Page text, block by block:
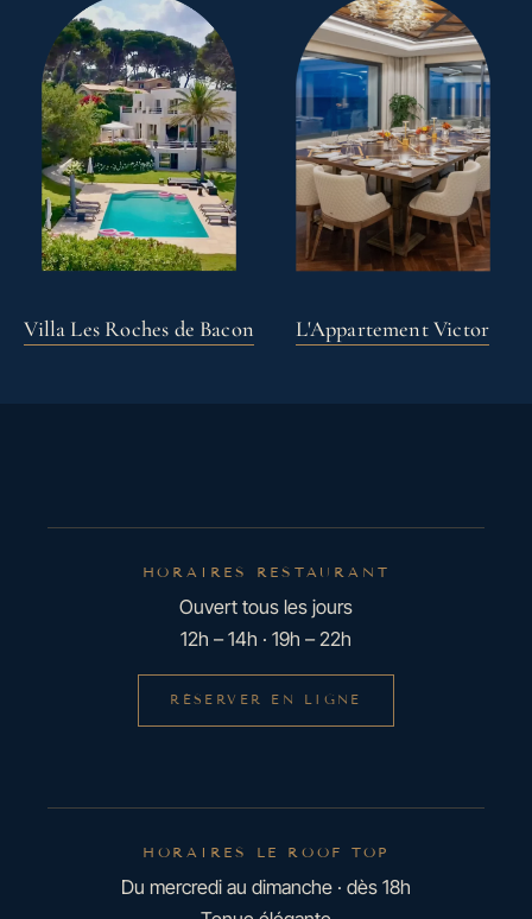
Villa Les Roches de Bacon L'Appartement Victor
HORAIRES RESTAURANT
Ouvert tous les jours
12h – 14h · 19h – 22h
RÉSERVER EN LIGNE
HORAIRES LE ROOF TOP
Du mercredi au dimanche · dès 18h